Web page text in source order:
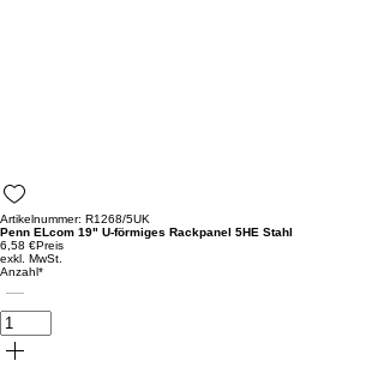
Artikelnummer: R1268/5UK
Penn ELcom 19" U-förmiges Rackpanel 5HE Stahl
6,58 €Preis
exkl. MwSt.
Anzahl*